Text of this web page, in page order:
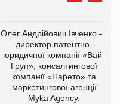
Олег Андрійович Івченко —
директор патентно-
юридичної компанії «Вайз
Груп», консалтингової
компанії «Парето» та
маркетингової агенції
Myka Agency.